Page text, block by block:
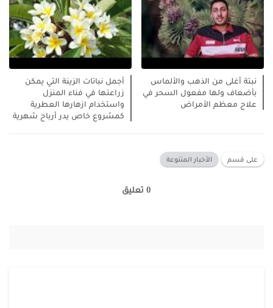
نبتة أغلى من الذهب والألماس
بأضعاف ولها مفعول السحر في
علاج معظم الأمراض
أجمل نباتات الزينة التي يمكن
زراعتها في فناء المنزل
واستخدام ازهارها العطرية
كمشروع خاص يدر أرباح شهرية
على قسم الأخبار المتنوعة
0 تعليق